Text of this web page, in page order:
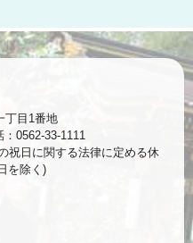
丁目1番地
0562-33-1111
祝日に関する法律に定める休
を除く)